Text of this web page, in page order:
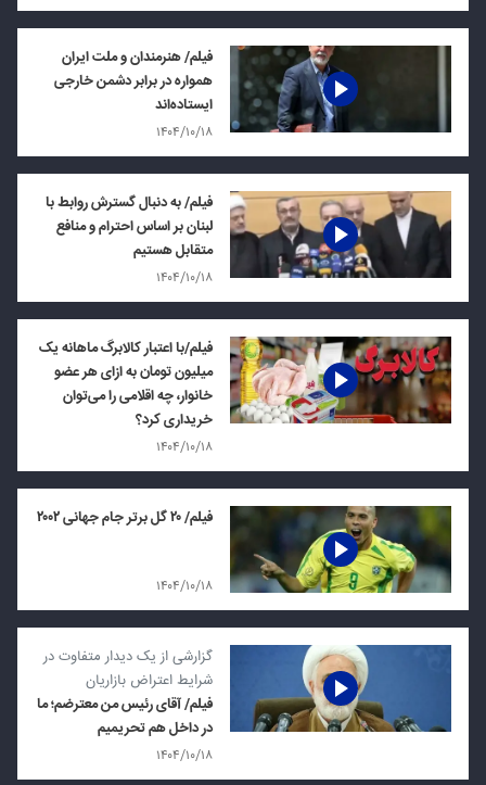
فیلم/ هنرمندان و ملت ایران
همواره در برابر دشمن خارجی
ایستاده‌اند
۱۴۰۴/۱۰/۱۸
فیلم/ به دنبال گسترش روابط با
لبنان بر اساس احترام و منافع
متقابل هستیم
۱۴۰۴/۱۰/۱۸
فیلم/با اعتبار کالابرگ ماهانه یک
میلیون تومان به ازای هر عضو
خانوار، چه اقلامی را می‌توان
خریداری کرد؟
۱۴۰۴/۱۰/۱۸
فیلم/ ۲۰ گل برتر جام جهانی ۲۰۰۲
۱۴۰۴/۱۰/۱۸
گزارشی از یک دیدار متفاوت در
شرایط اعتراض بازاریان
فیلم/ آقای رئیس من معترضم؛ ما
در داخل هم تحریمیم
۱۴۰۴/۱۰/۱۸